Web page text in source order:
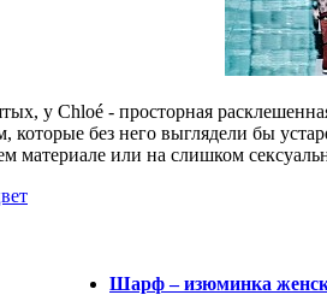
у Chloé - просторная
которые без него выглядели бы
материале или на слишком
Шарф – изюминка